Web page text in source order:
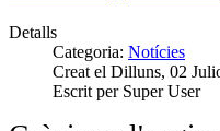
Detalls
Categoria: Notícies
Creat el Dilluns, 02
Escrit per Super User